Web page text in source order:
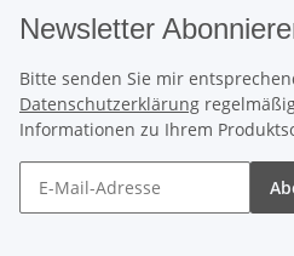
Newsletter
Bitte senden Sie mir
Datenschutzerklärung
Informationen zu Ihrem